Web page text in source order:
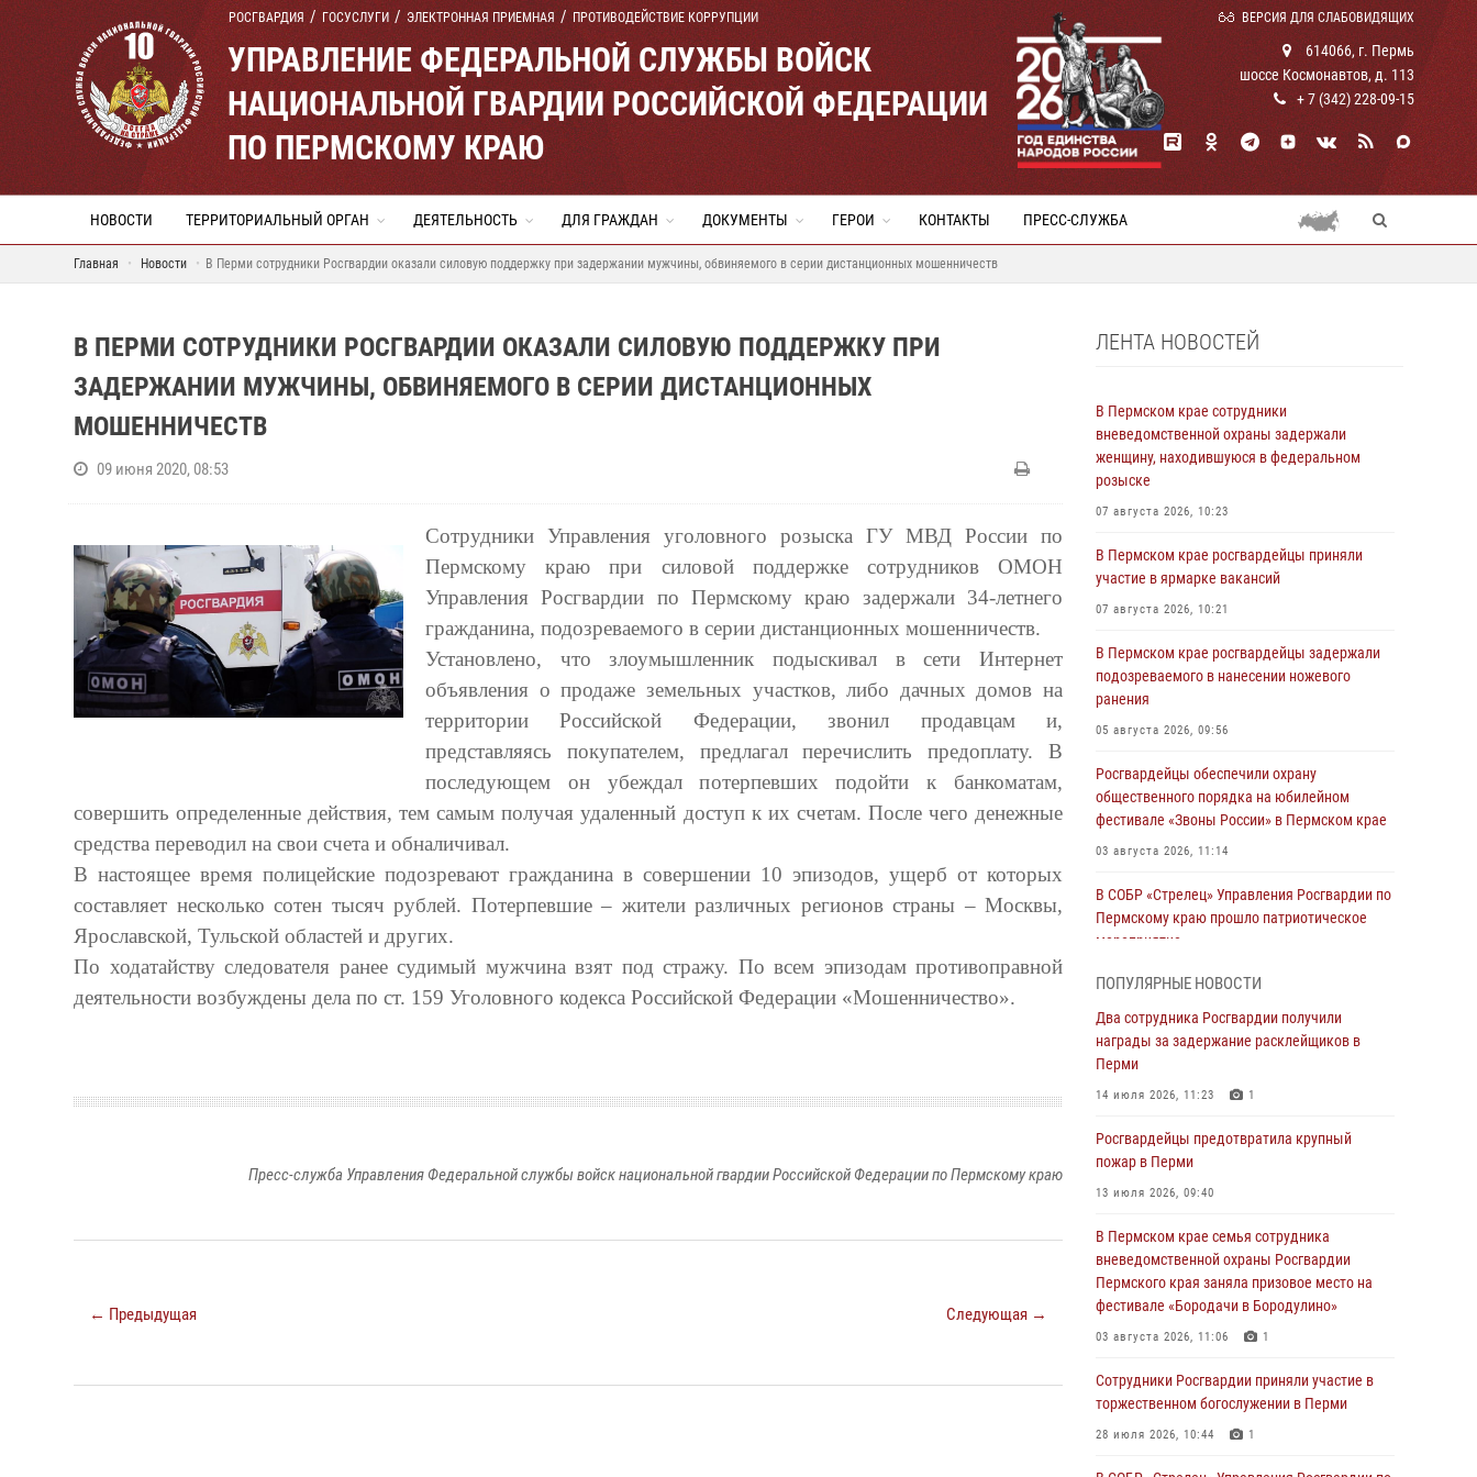
РОСГВАРДИЯ ГОСУСЛУГИ ЭЛЕКТРОННАЯ ПРИЕМНАЯ ПРОТИВОДЕЙСТВИЕ КОРРУПЦИИ ВЕРСИЯ ДЛЯ СЛАБОВИДЯЩИХ
УПРАВЛЕНИЕ ФЕДЕРАЛЬНОЙ СЛУЖБЫ ВОЙСК
НАЦИОНАЛЬНОЙ ГВАРДИИ РОССИЙСКОЙ ФЕДЕРАЦИИ
ПО ПЕРМСКОМУ КРАЮ
614066, г. Пермь
шоссе Космонавтов, д. 113
+ 7 (342) 228-09-15
НОВОСТИ ТЕРРИТОРИАЛЬНЫЙ ОРГАН ДЕЯТЕЛЬНОСТЬ ДЛЯ ГРАЖДАН ДОКУМЕНТЫ ГЕРОИ КОНТАКТЫ ПРЕСС-СЛУЖБА
Главная Новости В Перми сотрудники Росгвардии оказали силовую поддержку при задержании мужчины, обвиняемого в серии дистанционных мошенничеств
В ПЕРМИ СОТРУДНИКИ РОСГВАРДИИ ОКАЗАЛИ СИЛОВУЮ ПОДДЕРЖКУ ПРИ
ЗАДЕРЖАНИИ МУЖЧИНЫ, ОБВИНЯЕМОГО В СЕРИИ ДИСТАНЦИОННЫХ
МОШЕННИЧЕСТВ
09 июня 2020, 08:53
Сотрудники Управления уголовного розыска ГУ МВД России по
Пермскому краю при силовой поддержке сотрудников ОМОН
Управления Росгвардии по Пермскому краю задержали 34-летнего
гражданина, подозреваемого в серии дистанционных мошенничеств.
Установлено, что злоумышленник подыскивал в сети Интернет
объявления о продаже земельных участков, либо дачных домов на
территории Российской Федерации, звонил продавцам и,
представляясь покупателем, предлагал перечислить предоплату. В
последующем он убеждал потерпевших подойти к банкоматам,
совершить определенные действия, тем самым получая удаленный доступ к их счетам. После чего денежные
средства переводил на свои счета и обналичивал.
В настоящее время полицейские подозревают гражданина в совершении 10 эпизодов, ущерб от которых
составляет несколько сотен тысяч рублей. Потерпевшие – жители различных регионов страны – Москвы,
Ярославской, Тульской областей и других.
По ходатайству следователя ранее судимый мужчина взят под стражу. По всем эпизодам противоправной
деятельности возбуждены дела по ст. 159 Уголовного кодекса Российской Федерации «Мошенничество».
Пресс-служба Управления Федеральной службы войск национальной гвардии Российской Федерации по Пермскому краю
← Предыдущая Следующая →
ЛЕНТА НОВОСТЕЙ
В Пермском крае сотрудники
вневедомственной охраны задержали
женщину, находившуюся в федеральном
розыске
07 августа 2026, 10:23
В Пермском крае росгвардейцы приняли
участие в ярмарке вакансий
07 августа 2026, 10:21
В Пермском крае росгвардейцы задержали
подозреваемого в нанесении ножевого
ранения
05 августа 2026, 09:56
Росгвардейцы обеспечили охрану
общественного порядка на юбилейном
фестивале «Звоны России» в Пермском крае
03 августа 2026, 11:14
В СОБР «Стрелец» Управления Росгвардии по
Пермскому краю прошло патриотическое
мероприятие
В Пермском крае семья сотрудника
вневедомственной охраны Росгвардии
Пермского края заняла призовое место на
фестивале «Бородачи в Бородулино»
В Пермском крае росгвардейцы провели
Росгвардеец спас тонущую женщину в
Пермском крае
30 июля 2026, 05:19
торжественном богослужении в Перми
28 июля 2026, 10:44 1
ПОПУЛЯРНЫЕ НОВОСТИ
Два сотрудника Росгвардии получили
награды за задержание расклейщиков в
Перми
14 июля 2026, 11:23 1
Росгвардейцы предотвратила крупный
пожар в Перми
13 июля 2026, 09:40
В Пермском крае семья сотрудника
вневедомственной охраны Росгвардии
Пермского края заняла призовое место на
фестивале «Бородачи в Бородулино»
03 августа 2026, 11:06 1
Сотрудники Росгвардии приняли участие в
торжественном богослужении в Перми
28 июля 2026, 10:44 1